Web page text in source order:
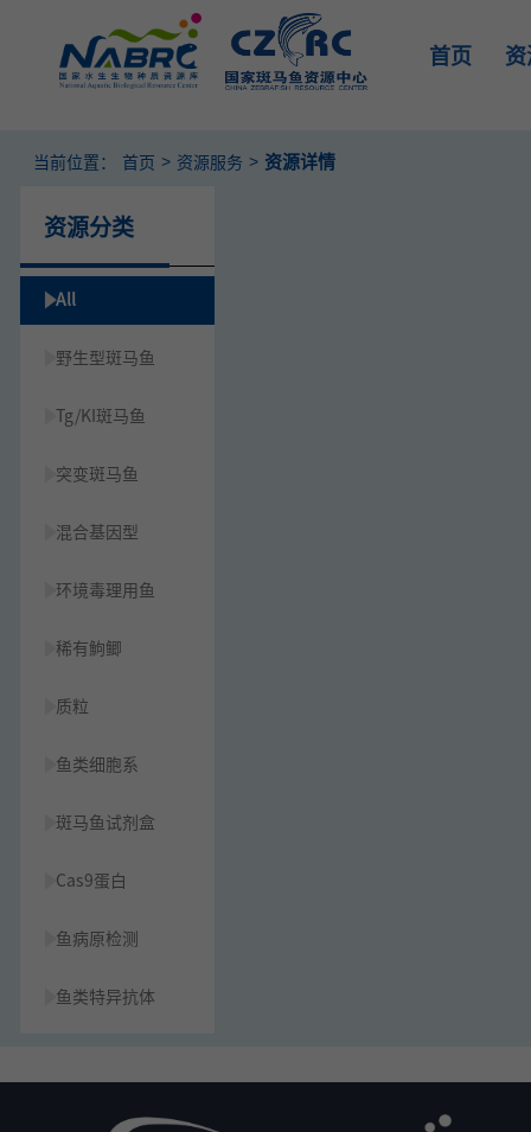
首页
当前位置： 首页 > 资源服务 > 资源详情
资源分类
All
野生型斑马鱼
Tg/KI斑马鱼
突变斑马鱼
混合基因型
环境毒理用鱼
稀有鮈鲫
质粒
鱼类细胞系
斑马鱼试剂盒
Cas9蛋白
鱼病原检测
鱼类特异抗体